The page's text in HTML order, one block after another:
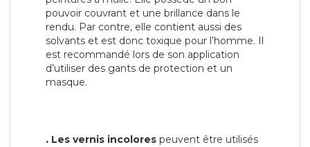
pouvoir couvrant et une brillance dans le
rendu. Par contre, elle contient aussi des
solvants et est donc toxique pour l’homme. Il
est recommandé lors de son application
d’utiliser des gants de protection et un
masque.
. Les vernis incolores peuvent être utilisés